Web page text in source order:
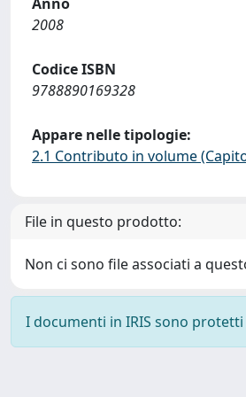
2008
Codice ISBN
9788890169328
Appare nelle tipologie:
2.1 Contributo in volume
File in questo prodotto:
Non ci sono file associati a
I documenti in IRIS sono